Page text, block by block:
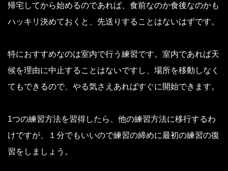
帰宅してから始めるのであれば、食前なのか食後なのかも
ハッキリ決めておくと、先送りすることはないはずです。
特におすすめなのは室内で行う練習です。室内であれば天
候を理由に中止することはないですし、場所を移動しなく
てもできるので、やる気さえあればすぐに開始できます。
1つの練習方法を習得したら、他の練習方法に移行するわ
けですが、１分でもいいので練習の締めに最初の練習の復
習をしましょう。